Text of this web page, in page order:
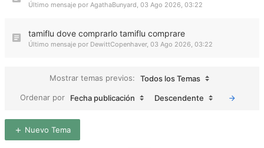
Último mensaje por AgathaBunyard, 03 Ago 2026, 03:22
tamiflu dove comprarlo tamiflu comprare
Último mensaje por DewittCopenhaver, 03 Ago 2026, 03:22
Mostrar temas previos:
Todos los Temas
Ordenar por
Fecha publicación Descendente
Nuevo Tema